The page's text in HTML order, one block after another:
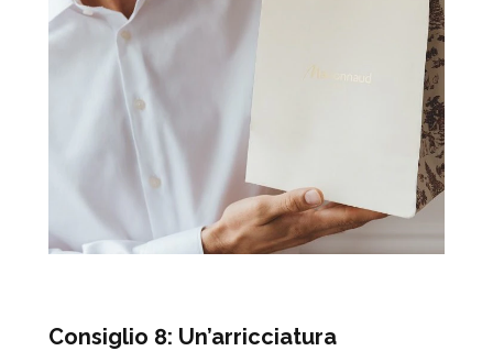
Consiglio 8: Un’arricciatura